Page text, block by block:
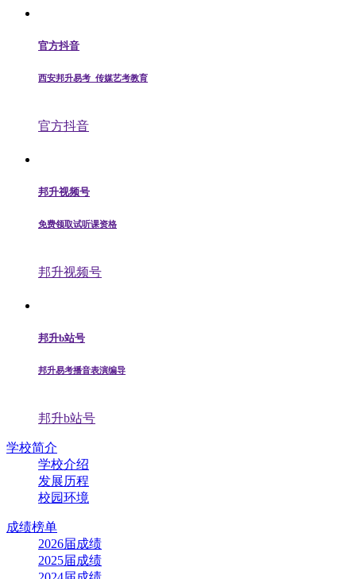
官方抖音
西安邦升易考_传媒艺考教育
官方抖音
邦升视频号
免费领取试听课资格
邦升视频号
邦升b站号
邦升易考播音表演编导
邦升b站号
学校简介
学校介绍
发展历程
校园环境
成绩榜单
2026届成绩
2025届成绩